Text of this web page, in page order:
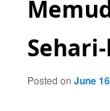
Posted onJune